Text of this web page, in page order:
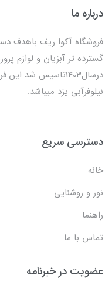
درباره ما
فروشگاه آکوا ریف باهدف
گسترده تر آبزیان و لوازم
درسال1403تاسیس شد
نیلوفرآبی یزد میباشد.
دسترسی سریع
خانه
نور و روشنایی
راهنما
تماس با ما
عضویت در خبرنامه